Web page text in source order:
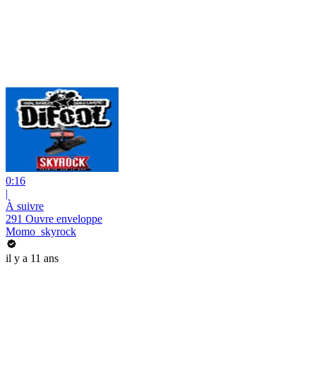
0:16
|
À suivre
291 Ouvre enveloppe
Momo_skyrock
il y a 11 ans